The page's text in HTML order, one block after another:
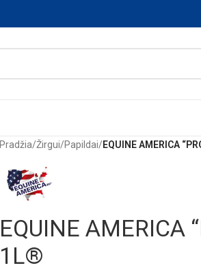
Pradžia/Žirgui/Papildai/EQUINE AMERICA
EQUINE AMERICA
1L®